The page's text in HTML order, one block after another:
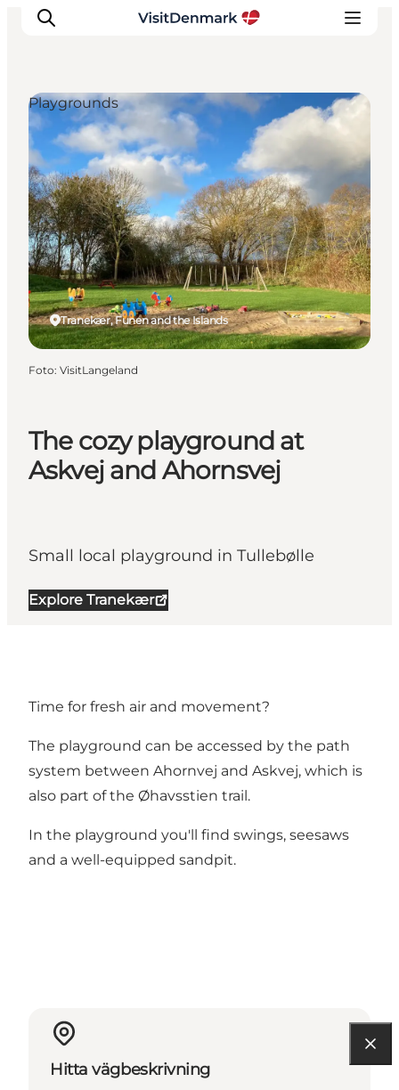
Inspiration
Resmål
Aktiviteter
Övernatta
Planera resan
The cozy playground at
Askvej and Ahornsvej
Small local playground in Tullebølle
Explore Tranekær
Tranekær, Funen and the Islands
Playgrounds
Foto: VisitLangeland
Time for fresh air and movement?
The playground can be accessed by the path
system between Ahornvej and Askvej, which is
also part of the Øhavsstien trail.
In the playground you'll find swings, seesaws
and a well-equipped sandpit.
Hitta vägbeskrivning